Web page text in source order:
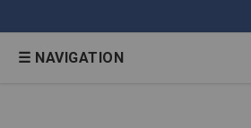
☰ NAVIGATION